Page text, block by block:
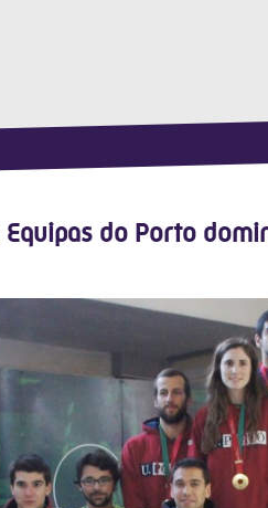
Equipas do Porto